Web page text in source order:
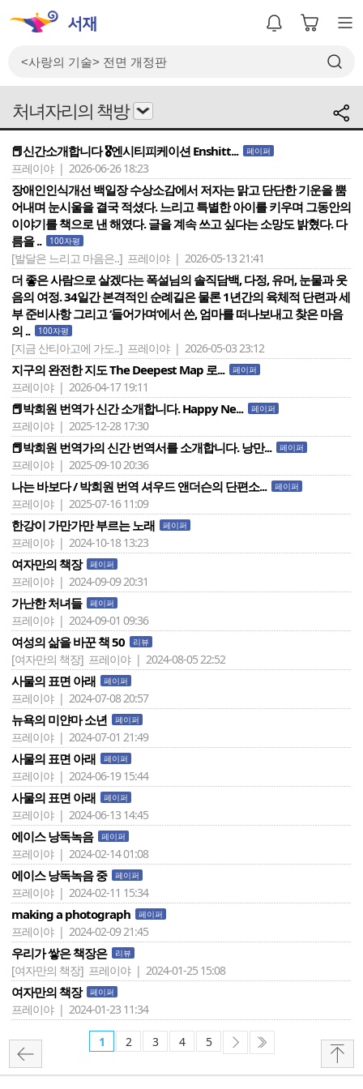
처녀자리의 책방
📕신간소개합니다 🎖️엔시티피케이션 Enshitt... 페이퍼
프레이야 | 2026-06-26 18:23
장애인인식개선 백일장 수상소감에서 저자는 맑고 단단한 기운을 뿜
어내며 눈시울을 결국 적셨다. 느리고 특별한 아이를 키우며 그동안의
이야기를 책으로 낸 해였다. 글을 계속 쓰고 싶다는 소망도 밝혔다. 다
름을 ..
100자평
[발달은 느리고 마음은..] 프레이야 | 2026-05-13 21:41
더 좋은 사람으로 살겠다는 폭설님의 솔직담백, 다정, 유머, 눈물과 웃
음의 여정. 34일간 본격적인 순례길은 물론 1년간의 육체적 단련과 세
부 준비사항 그리고 ‘들어가며‘에서 쓴, 엄마를 떠나보내고 찾은 마음
의 ..
100자평
[지금 산티아고에 가도..] 프레이야 | 2026-05-03 23:12
지구의 완전한 지도 The Deepest Map 로... 페이퍼
프레이야 | 2026-04-17 19:11
📕박희원 번역가 신간 소개합니다. Happy Ne... 페이퍼
프레이야 | 2025-12-28 17:30
📕박희원 번역가의 신간 번역서를 소개합니다. 낭만... 페이퍼
프레이야 | 2025-09-10 20:36
나는 바보다 / 박희원 번역 셔우드 앤더슨의 단편소... 페이퍼
프레이야 | 2025-07-16 11:09
한강이 가만가만 부르는 노래 페이퍼
프레이야 | 2024-10-18 13:23
여자만의 책장 페이퍼
프레이야 | 2024-09-09 20:31
가난한 처녀들 페이퍼
프레이야 | 2024-09-01 09:36
여성의 삶을 바꾼 책 50 리뷰
[여자만의 책장] 프레이야 | 2024-08-05 22:52
사물의 표면 아래 페이퍼
프레이야 | 2024-07-08 20:57
뉴욕의 미얀마 소년 페이퍼
프레이야 | 2024-07-01 21:49
사물의 표면 아래 페이퍼
프레이야 | 2024-06-19 15:44
사물의 표면 아래 페이퍼
프레이야 | 2024-06-13 14:45
에이스 낭독녹음 페이퍼
프레이야 | 2024-02-14 01:08
에이스 낭독녹음 중 페이퍼
프레이야 | 2024-02-11 15:34
making a photograph 페이퍼
프레이야 | 2024-02-09 21:45
우리가 쌓은 책장은 리뷰
[여자만의 책장] 프레이야 | 2024-01-25 15:08
여자만의 책장 페이퍼
프레이야 | 2024-01-23 11:34
1 2 3 4 5